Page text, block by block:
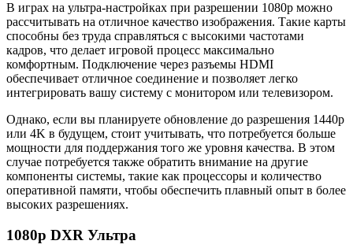
В играх на ультра-настройках при разрешении 1080p можно
рассчитывать на отличное качество изображения. Такие карты
способны без труда справляться с высокими частотами
кадров, что делает игровой процесс максимально
комфортным. Подключение через разъемы HDMI
обеспечивает отличное соединение и позволяет легко
интегрировать вашу систему с монитором или телевизором.
Однако, если вы планируете обновление до разрешения 1440p
или 4K в будущем, стоит учитывать, что потребуется больше
мощности для поддержания того же уровня качества. В этом
случае потребуется также обратить внимание на другие
компоненты системы, такие как процессоры и количество
оперативной памяти, чтобы обеспечить плавный опыт в более
высоких разрешениях.
1080p DXR Ультра